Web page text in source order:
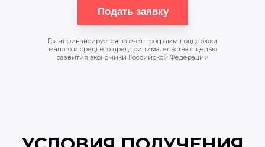
Грант финансируется за счет программ поддержки
малого и среднего предпринимательства с целью
развития экономики Российской Федерации
Подать заявку